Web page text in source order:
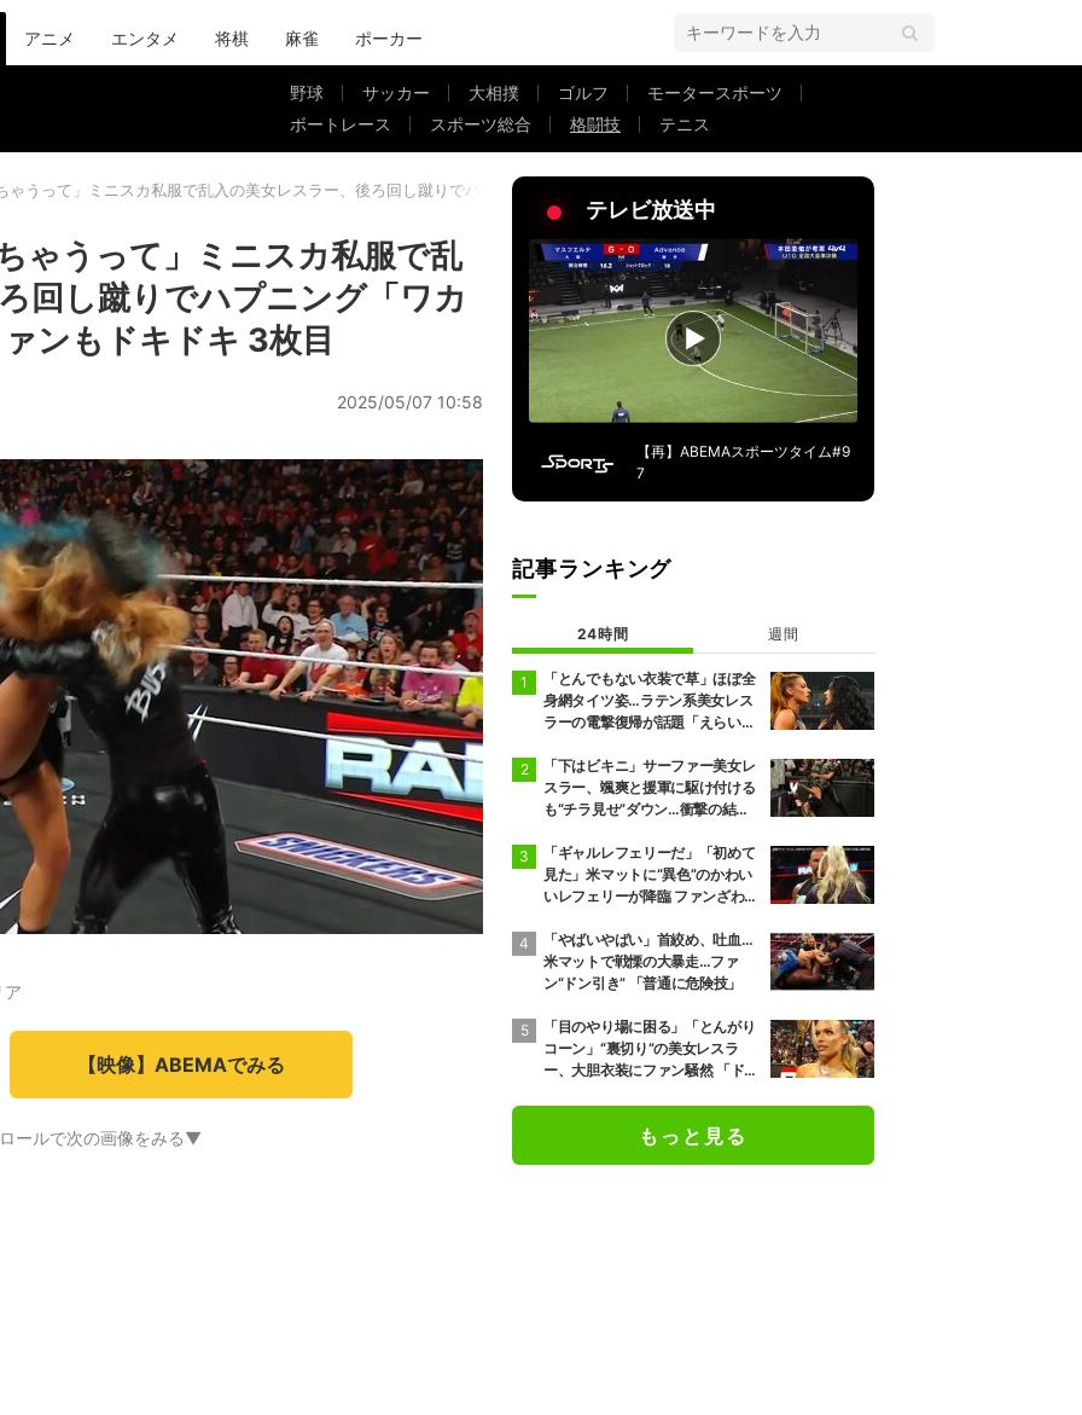
アニメ エンタメ 将棋 麻雀 ポーカー
野球 サッカー 大相撲 ゴルフ
モータースポーツ
ボートレース
スポーツ総合 格闘技 テニス
ゃうって」ミニスカ私服で乱入の美女レスラー、後ろ回し蹴りでハプニング「ワカメちゃんスタイル」ファンもドキドキ
ゃうって」ミニスカ私服で乱
回し蹴りでハプニング「ワカ
ンもドキドキ 3枚目
2025/05/07 10:58
ア
【映像】ABEMAでみる
ールで次の画像をみる▼
テレビ放送中
【再】ABEMAスポーツタイム#9
7
記事ランキング
24時間 週間
「とんでもない衣装で草」ほぼ全
身網タイツ姿…ラテン系美女レス
ラーの電撃復帰が話題「えらいセ
「下はビキニ」サーファー美女レ
スラー、颯爽と援軍に駆け付ける
も“チラ見せ”ダウン…衝撃の結末
「ギャルレフェリーだ」「初めて
見た」米マットに“異色”のかわい
いレフェリーが降臨 ファンざわめ
「やばいやばい」首絞め、吐血…
米マットで戦慄の大暴走…ファ
ン“ドン引き” 「普通に危険技」
「目のやり場に困る」「とんがり
コーン」“裏切り”の美女レスラ
ー、大胆衣装にファン騒然 「ドロ
もっと見る